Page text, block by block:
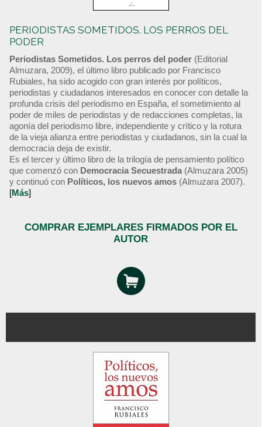
PERIODISTAS SOMETIDOS. LOS PERROS DEL
PODER
Periodistas Sometidos. Los perros del poder (Editorial
Almuzara, 2009), el último libro publicado por Francisco
Rubiales, ha sido acogido con gran interés por políticos,
periodistas y ciudadanos interesados en conocer con detalle la
profunda crisis del periodismo en España, el sometimiento al
poder de miles de periodistas y de redacciones completas, la
agonía del periodismo libre, independiente y crítico y la rotura
de la vieja alianza entre periodistas y ciudadanos, sin la cual la
democracia deja de existir.
Es el tercer y último libro de la trilogía de pensamiento político
que comenzó con Democracia Secuestrada (Almuzara 2005)
y continuó con Políticos, los nuevos amos (Almuzara 2007).
[Más]
COMPRAR EJEMPLARES FIRMADOS POR EL
AUTOR